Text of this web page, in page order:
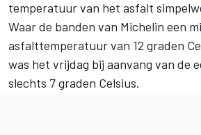
temperatuur van het asfalt
Waar de banden van Michelin een
asfalttemperatuur van 12 graden
was het vrijdag bij aanvang van de
slechts 7 graden Celsius.